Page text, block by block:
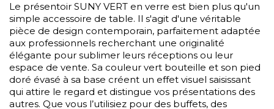
Le présentoir SUNY VERT en verre est bien plus qu'un
simple accessoire de table. Il s'agit d'une véritable
pièce de design contemporain, parfaitement adaptée
aux professionnels recherchant une originalité
élégante pour sublimer leurs réceptions ou leur
espace de vente. Sa couleur vert bouteille et son pied
doré évasé à sa base créent un effet visuel saisissant
qui attire le regard et distingue vos présentations des
autres. Que vous l’utilisiez pour des buffets, des